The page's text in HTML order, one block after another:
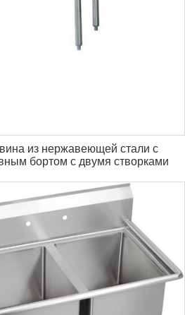
из нержавеющей стали с
бортом с двумя створками